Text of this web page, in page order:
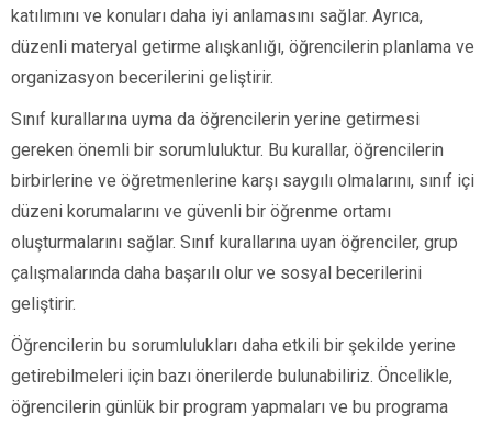
katılımını ve konuları daha iyi anlamasını sağlar. Ayrıca,
düzenli materyal getirme alışkanlığı, öğrencilerin planlama ve
organizasyon becerilerini geliştirir.
Sınıf kurallarına uyma da öğrencilerin yerine getirmesi
gereken önemli bir sorumluluktur. Bu kurallar, öğrencilerin
birbirlerine ve öğretmenlerine karşı saygılı olmalarını, sınıf içi
düzeni korumalarını ve güvenli bir öğrenme ortamı
oluşturmalarını sağlar. Sınıf kurallarına uyan öğrenciler, grup
çalışmalarında daha başarılı olur ve sosyal becerilerini
geliştirir.
Öğrencilerin bu sorumlulukları daha etkili bir şekilde yerine
getirebilmeleri için bazı önerilerde bulunabiliriz. Öncelikle,
öğrencilerin günlük bir program yapmaları ve bu programa